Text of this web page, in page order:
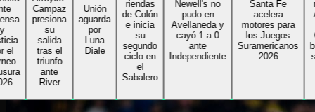
Campaz
presiona
salida
tras el
triunfo
ante
River
Unión
aguarda
Luna
Diale
riendas
de Colón
e inicia
segundo
ciclo en
Sabalero
Newell's no
pudo en
Avellaneda y
cayó 1 a 0
ante
Independiente
Santa Fe
acelera
motores para
los Juegos
Suramericanos
2026